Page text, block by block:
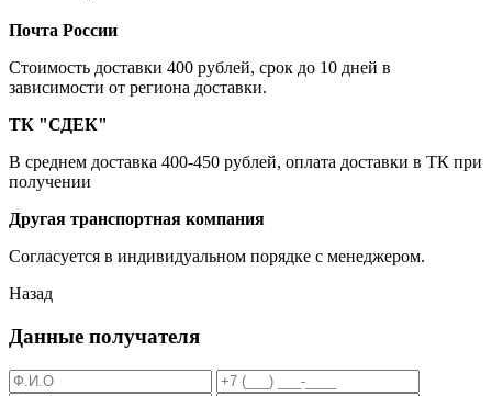
Почта России
Cтоимость доставки 400 рублей, срок до 10 дней в
зависимости от региона доставки.
ТК "СДЕК"
В среднем доставка 400-450 рублей, оплата доставки в ТК при
получении
Другая транспортная компания
Согласуется в индивидуальном порядке с менеджером.
Назад
Данные получателя